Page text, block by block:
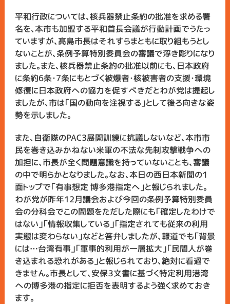
平和行政については、核兵器禁止条約の批准を求める署
名を、本市も加盟する平和首長会議が行動計画でうたっ
ていますが、髙島市長はそれすらまともに取り組もうとし
ないことが、条例予算特別委員会の審議で浮き彫りになり
ました。また、核兵器禁止条約の批准以前にも、日本政府
に条約6条・7条にもとづく被爆者・核被害者の支援・環境
修復に日本政府への協力を促すべきだとわが党は提起し
ましたが、市は「国の動向を注視する」として後ろ向きな姿
勢を示しました。
また、自衛隊のPAC3展開訓練に抗議しないなど、本市市
民を巻き込みかねない米軍の不法な先制攻撃戦争への
加担に、市長が全く問題意識を持っていないことも、審議
の中で明らかとなりました。なお、本日の西日本新聞の１
面トップで「有事想定 博多港指定へ」と報じられました。
わが党が昨年12月議会および今回の条例予算特別委員
会の分科会でこの問題をただした際にも「確定したわけで
はない」「情報収集している」「指定されても従来の利用
実態は変わらない」などと答弁しましたが、報道でも「背景
には…台湾有事」「軍事的利用が一層拡大」「民間人が巻
き込まれる恐れがある」と報じられており、絶対に看過で
きません。市長として、安保３文書に基づく特定利用港湾
への博多港の指定に拒否を表明するよう強く求めておき
ます。